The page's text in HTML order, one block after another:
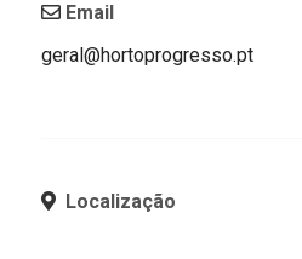
Email
geral@hortoprogresso.pt
Localização